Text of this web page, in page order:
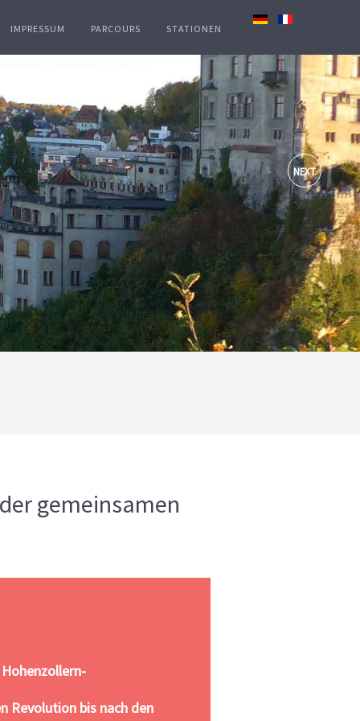
IMPRESSUM PARCOURS STATIONEN
Es ist eines der wenigen
NEXT
gemeinsamen
Revolution bis nach den